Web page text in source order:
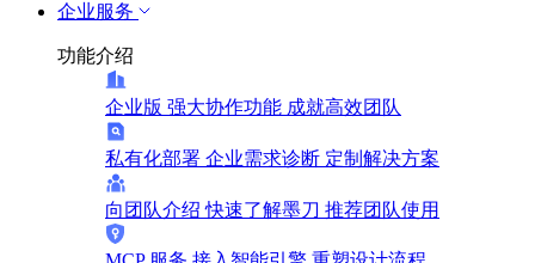
企业服务
功能介绍
企业版 强大协作功能 成就高效团队
私有化部署 企业需求诊断 定制解决方案
向团队介绍 快速了解墨刀 推荐团队使用